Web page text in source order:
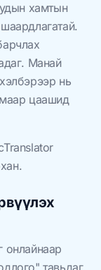
хамтын
Манай
нь
цаашид
онлайнаар